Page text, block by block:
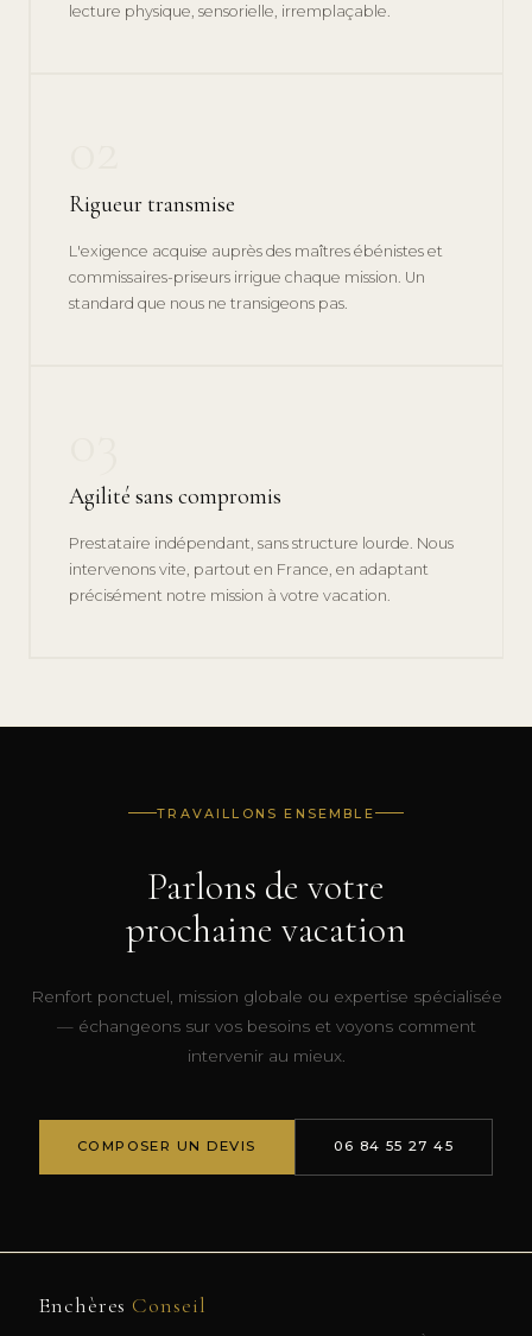
lecture physique, sensorielle, irremplaçable.
Rigueur transmise
L'exigence acquise auprès des maîtres ébénistes et
commissaires-priseurs irrigue chaque mission. Un
standard que nous ne transigeons pas.
Agilité sans compromis
Prestataire indépendant, sans structure lourde. Nous
intervenons vite, partout en France, en adaptant
précisément notre mission à votre vacation.
TRAVAILLONS ENSEMBLE
Parlons de votre
prochaine vacation
Renfort ponctuel, mission globale ou expertise spécialisée
— échangeons sur vos besoins et voyons comment
intervenir au mieux.
COMPOSER UN DEVIS 06 84 55 27 45
Enchères Conseil